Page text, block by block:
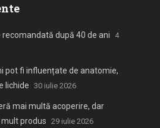
recomandată după 40 de ani
4
pot fi influențate de anatomie,
lichide 30 iulie 2026
mai multă acoperire, dar
produs 29 iulie 2026